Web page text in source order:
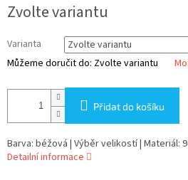
cena:
Zvolte variantu
Varianta
Můžeme doručit do: Zvolte variantu
Přidat do košíku
Barva: béžová | Výběr velikostí | Materiál:
Detailní informace